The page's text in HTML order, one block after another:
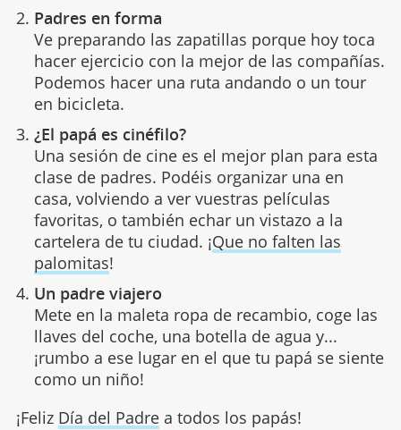
Padres en forma
Ve preparando las zapatillas porque hoy toca
hacer ejercicio con la mejor de las compañías.
Podemos hacer una ruta andando o un tour
en bicicleta.
¿El papá es cinéfilo?
Una sesión de cine es el mejor plan para esta
clase de padres. Podéis organizar una en
casa, volviendo a ver vuestras películas
favoritas, o también echar un vistazo a la
cartelera de tu ciudad. ¡Que no falten las
palomitas!
Un padre viajero
Mete en la maleta ropa de recambio, coge las
llaves del coche, una botella de agua y...
¡rumbo a ese lugar en el que tu papá se siente
como un niño!
¡Feliz Día del Padrea todos los papás!